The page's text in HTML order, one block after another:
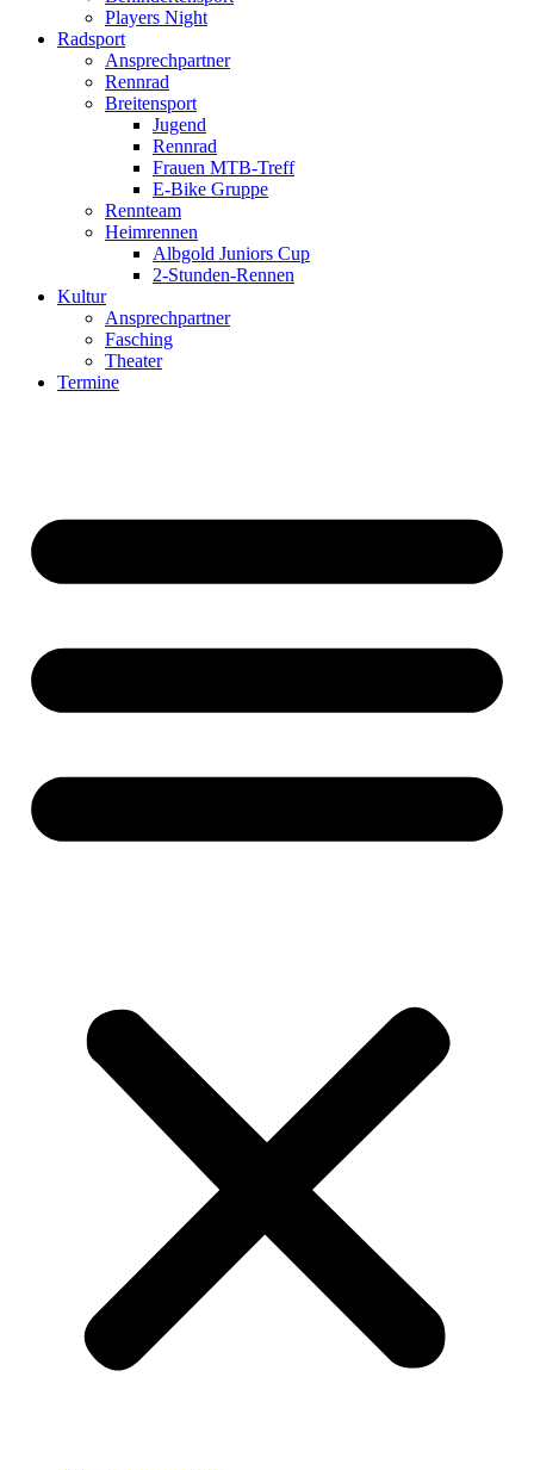
Players Night
Radsport
Ansprechpartner
Rennrad
Breitensport
Jugend
Rennrad
Frauen MTB-Treff
E-Bike Gruppe
Rennteam
Heimrennen
Albgold Juniors Cup
2-Stunden-Rennen
Kultur
Ansprechpartner
Fasching
Theater
Termine